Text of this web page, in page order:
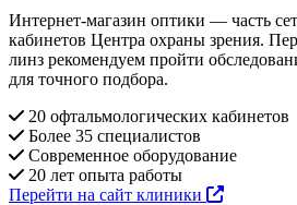
Интернет-магазин оптики — часть
кабинетов Центра охраны зрения.
линз рекомендуем пройти
для точного подбора.
20 офтальмологических кабинетов
Более 35 специалистов
Современное оборудование
20 лет опыта работы
Перейти на сайт клиники